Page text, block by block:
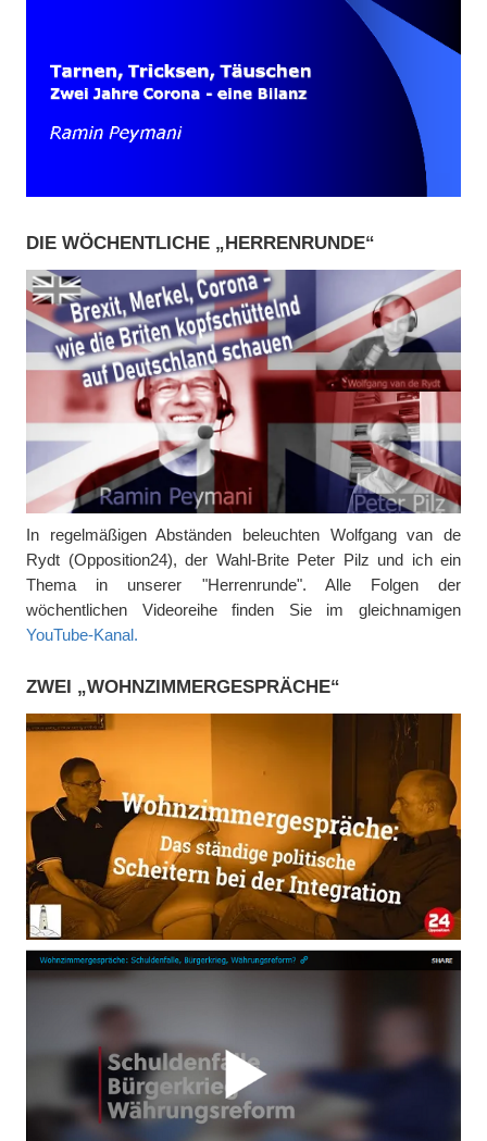
DIE WÖCHENTLICHE „HERRENRUNDE“
In regelmäßigen Abständen beleuchten Wolfgang van de
Rydt (Opposition24), der Wahl-Brite Peter Pilz und ich ein
Thema in unserer "Herrenrunde". Alle Folgen der
wöchentlichen Videoreihe finden Sie im gleichnamigen
YouTube-Kanal.
ZWEI „WOHNZIMMERGESPRÄCHE“